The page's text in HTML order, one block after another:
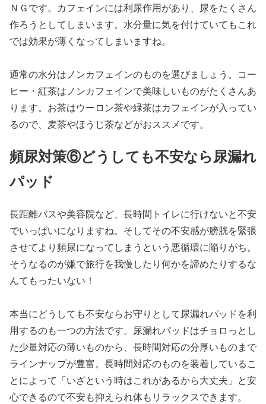
ＮＧです。カフェインには利尿作用があり、尿をたくさん
作ろうとしてしまいます。水分量に気を付けていてもこれ
では効果が薄くなってしまいますね。
通常の水分はノンカフェインのものを選びましょう。コー
ヒー・紅茶はノンカフェインで美味しいものがたくさんあ
ります。お茶はウーロン茶や緑茶はカフェインが入ってい
るので、麦茶やほうじ茶などがおススメです。
頻尿対策⑥どうしても不安なら尿漏れ
パッド
長距離バスや美容院など、長時間トイレに行けないと不安
でいっぱいになりますね。そしてその不安感が膀胱を緊張
させてより頻尿になってしまうという悪循環に陥りがち。
そうなるのが嫌で旅行を我慢したり何かを諦めたりするな
んてもったいない！
本当にどうしても不安ならお守りとして尿漏れパッドを利
用するのも一つの方法です。尿漏れパッドはチョロっとし
た少量対応の薄いものから、長時間対応の分厚いものまで
ラインナップが豊富。長時間対応のものを装着しているこ
とによって「いざという時はこれがあるから大丈夫」と安
心できるので不安も抑えられ体もリラックスできます。